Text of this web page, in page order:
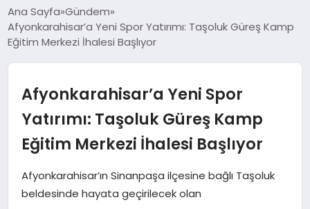
ANASAYFA
GÜNDEM
EĞITIM
Ana Sayfa Gündem
Afyonkarahisar’a Yeni Spor Yatırımı: Taşoluk Güreş Kamp
Eğitim Merkezi İhalesi Başlıyor
Afyonkarahisar’a Yeni Spor
Yatırımı: Taşoluk Güreş Kamp
Eğitim Merkezi İhalesi Başlıyor
Afyonkarahisar’ın Sinanpaşa ilçesine bağlı Taşoluk
beldesinde hayata geçirilecek olan